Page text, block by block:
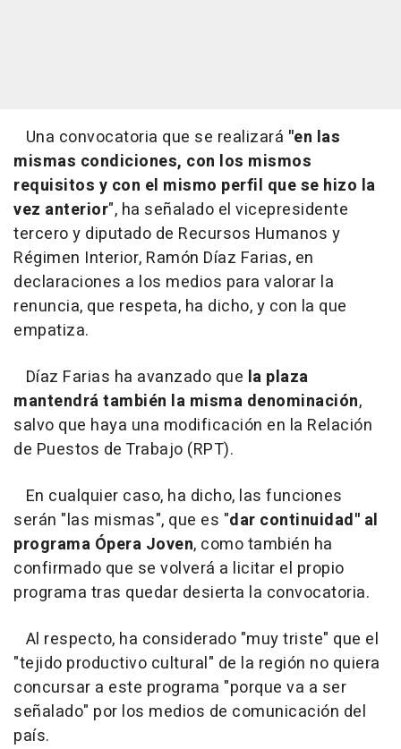
Una convocatoria que se realizará "en las
mismas condiciones, con los mismos
requisitos y con el mismo perfil que se hizo la
vez anterior", ha señalado el vicepresidente
tercero y diputado de Recursos Humanos y
Régimen Interior, Ramón Díaz Farias, en
declaraciones a los medios para valorar la
renuncia, que respeta, ha dicho, y con la que
empatiza.
Díaz Farias ha avanzado que la plaza
mantendrá también la misma denominación,
salvo que haya una modificación en la Relación
de Puestos de Trabajo (RPT).
En cualquier caso, ha dicho, las funciones
serán "las mismas", que es "dar continuidad" al
programa Ópera Joven, como también ha
confirmado que se volverá a licitar el propio
programa tras quedar desierta la convocatoria.
Al respecto, ha considerado "muy triste" que el
"tejido productivo cultural" de la región no quiera
concursar a este programa "porque va a ser
señalado" por los medios de comunicación del
país.